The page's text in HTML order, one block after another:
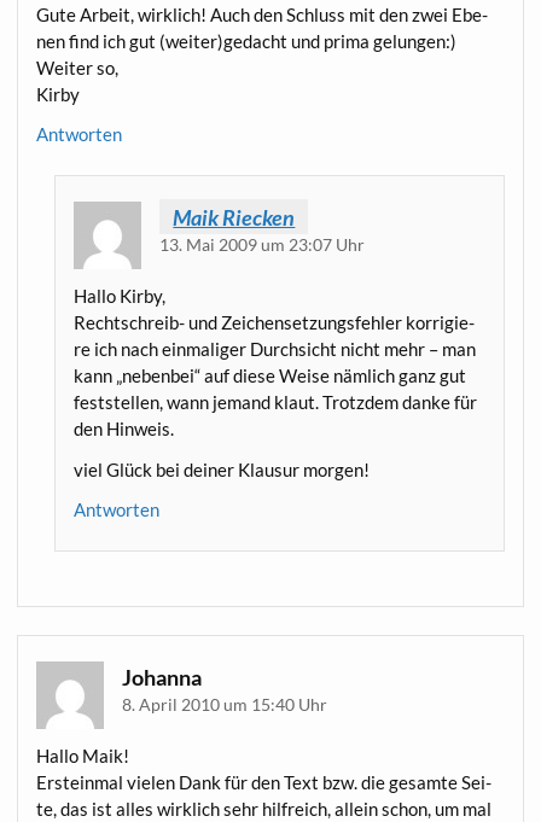
Gute Arbeit, wirk­lich! Auch den Schluss mit den zwei Ebe­
nen find ich gut (weiter)gedacht und pri­ma gelungen:)
Wei­ter so,
Kirby
Antworten
Maik Riecken
13. Mai 2009 um 23:07 Uhr
Hal­lo Kirby,
Recht­schreib- und Zei­chen­set­zungs­feh­ler kor­ri­gie­
re ich nach ein­ma­li­ger Durch­sicht nicht mehr – man
kann „neben­bei“ auf die­se Wei­se näm­lich ganz gut
fest­stel­len, wann jemand klaut. Trotz­dem dan­ke für
den Hinweis.
viel Glück bei dei­ner Klau­sur morgen!
Antworten
Johanna
8. April 2010 um 15:40 Uhr
Hal­lo Maik!
Erst­ein­mal vie­len Dank für den Text bzw. die gesam­te Sei­
te, das ist alles wirk­lich sehr hilf­reich, allein schon, um mal